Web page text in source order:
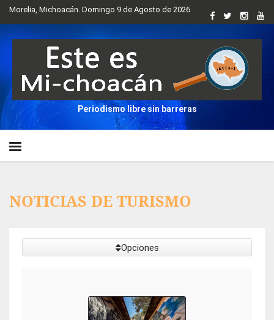
Morelia, Michoacán. Domingo 9 de Agosto de 2026
Periodismo libre sin barreras
NOTICIAS DE TURISMO
Opciones